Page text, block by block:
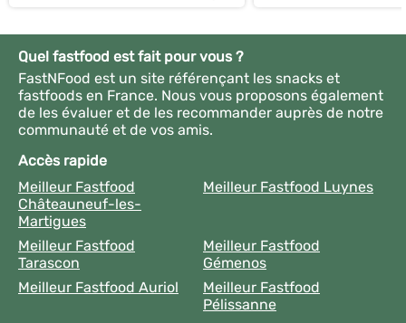
Quel fastfood est fait pour vous ?
FastNFood est un site référençant les snacks et
fastfoods en France. Nous vous proposons également
de les évaluer et de les recommander auprès de notre
communauté et de vos amis.
Accès rapide
Meilleur Fastfood
Châteauneuf-les-
Martigues
Meilleur Fastfood Luynes
Meilleur Fastfood
Tarascon
Meilleur Fastfood
Gémenos
Meilleur Fastfood Auriol
Meilleur Fastfood
Pélissanne